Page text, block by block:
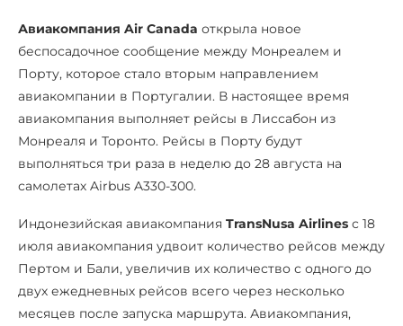
Авиакомпания Air Canada открыла новое
беспосадочное сообщение между Монреалем и
Порту, которое стало вторым направлением
авиакомпании в Португалии. В настоящее время
авиакомпания выполняет рейсы в Лиссабон из
Монреаля и Торонто. Рейсы в Порту будут
выполняться три раза в неделю до 28 августа на
самолетах Airbus A330-300.
Индонезийская авиакомпания TransNusa Airlines с 18
июля авиакомпания удвоит количество рейсов между
Пертом и Бали, увеличив их количество с одного до
двух ежедневных рейсов всего через несколько
месяцев после запуска маршрута. Авиакомпания,